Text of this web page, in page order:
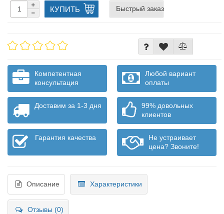
КУПИТЬ Быстрый заказ
Компетентная
консультация
Любой вариант
оплаты
Доставим за 1-3 дня
99% довольных
клиентов
Гарантия качества
Не устраивает
цена? Звоните!
Описание Характеристики
Отзывы (0)